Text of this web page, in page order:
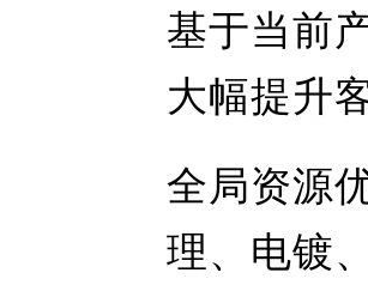
基于当前
大幅提升
全局资源
理、电镀